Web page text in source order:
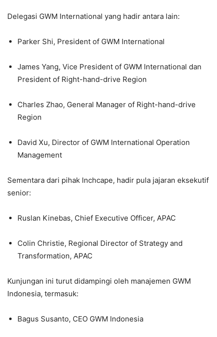
Delegasi GWM International yang hadir antara lain:
Parker Shi, President of GWM International
James Yang, Vice President of GWM International dan
President of Right-hand-drive Region
Charles Zhao, General Manager of Right-hand-drive
Region
David Xu, Director of GWM International Operation
Management
Sementara dari pihak Inchcape, hadir pula jajaran eksekutif
senior:
Ruslan Kinebas, Chief Executive Officer, APAC
Colin Christie, Regional Director of Strategy and
Transformation, APAC
Kunjungan ini turut didampingi oleh manajemen GWM
Indonesia, termasuk:
Bagus Susanto, CEO GWM Indonesia